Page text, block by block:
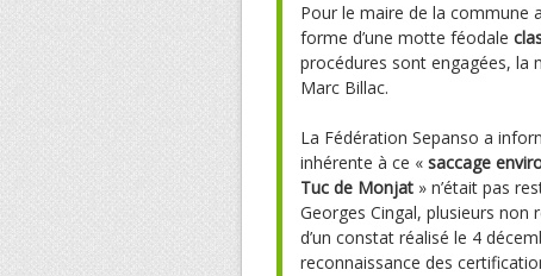
Pour le maire de la commune
forme d’une motte féodale
procédures sont engagées, la
Marc Billac.
La Fédération Sepanso a
inhérente à ce « saccage
Tuc de Monjat » n’était pas
Georges Cingal, plusieurs
d’un constat réalisé le 4
reconnaissance des